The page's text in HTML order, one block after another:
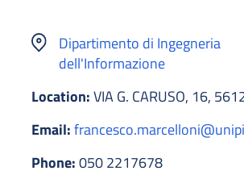
Dipartimento di Ingegneria
dell'Informazione
Location:VIA G. CARUSO, 16,
Email:
Phone:050 2217678